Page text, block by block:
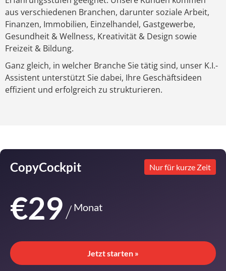
aus verschiedenen Branchen, darunter soziale Arbeit,
Finanzen, Immobilien, Einzelhandel, Gastgewerbe,
Gesundheit & Wellness, Kreativität & Design sowie
Freizeit & Bildung.
Ganz gleich, in welcher Branche Sie tätig sind, unser K.I.-
Assistent unterstützt Sie dabei, Ihre Geschäftsideen
effizient und erfolgreich zu strukturieren.
CopyCockpit Nur für kurze Zeit
€29 Monat